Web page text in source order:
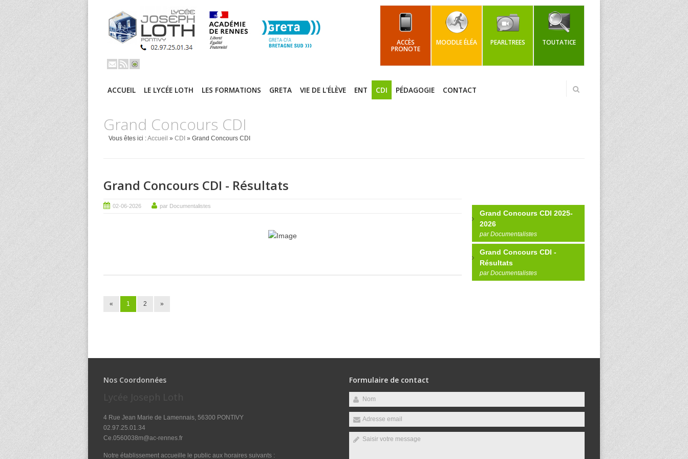
ACCÈS
PRONOTE
MOODLE ÉLÉA PEARLTREES TOUTATICE
ACCUEIL LE LYCÉE LOTH LES FORMATIONS GRETA VIE DE L'ÉLÈVE ENT CDI PÉDAGOGIE CONTACT
Grand Concours CDI
Vous êtes ici :Accueil » CDI » Grand Concours CDI
Grand Concours CDI - Résultats
02-06-2026 par Documentalistes
« 1 2 »
Grand Concours CDI 2025-
2026
par Documentalistes
Grand Concours CDI -
Résultats
par Documentalistes
Nos Coordonnées
Lycée Joseph Loth
4 Rue Jean Marie de Lamennais, 56300 PONTIVY
02.97.25.01.34
Ce.0560038m@ac-rennes.fr
Notre établissement accueille le public aux horaires suivants :
Formulaire de contact